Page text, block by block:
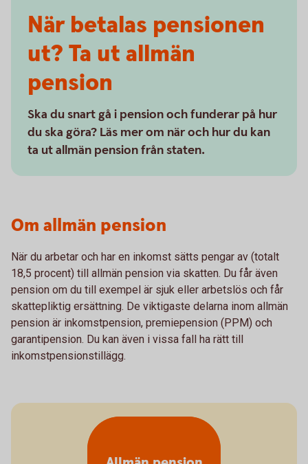
När betalas pensionen
ut? Ta ut allmän
pension
Ska du snart gå i pension och funderar på hur
du ska göra? Läs mer om när och hur du kan
ta ut allmän pension från staten.
Om allmän pension
När du arbetar och har en inkomst sätts pengar av (totalt
18,5 procent) till allmän pension via skatten. Du får även
pension om du till exempel är sjuk eller arbetslös och får
skattepliktig ersättning. De viktigaste delarna inom allmän
pension är inkomstpension, premiepension (PPM) och
garantipension. Du kan även i vissa fall ha rätt till
inkomstpensionstillägg.